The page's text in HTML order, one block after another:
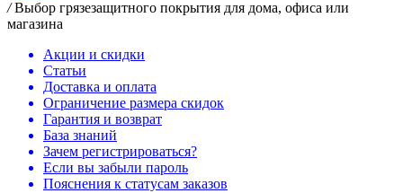
/ Выбор грязезащитного покрытия для дома, офиса или
магазина
Акции и скидки
Статьи
Доставка и оплата
Ограничение размера скидок
Гарантия и возврат
База знаний
Зачем регистрироваться?
Если вы забыли пароль
Пояснения к статусам заказов